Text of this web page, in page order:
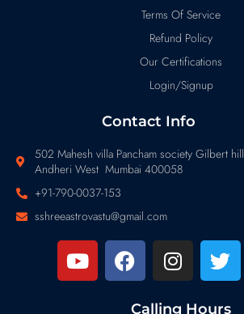
Terms Of Service
Refund Policy
Our Certifications
Login/Signup
Contact Info
502 Mahesh villa Pancham society Gilbert hill
Andheri West Mumbai 400058
+91-790-0037-153
sshreeastrovastu@gmail.com
Calling Hours